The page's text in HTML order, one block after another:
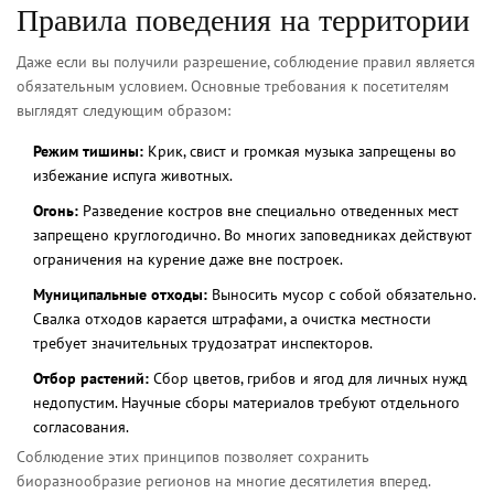
Правила поведения на территории
Даже если вы получили разрешение, соблюдение правил является
обязательным условием. Основные требования к посетителям
выглядят следующим образом:
Режим тишины: Крик, свист и громкая музыка запрещены во
избежание испуга животных.
Огонь: Разведение костров вне специально отведенных мест
запрещено круглогодично. Во многих заповедниках действуют
ограничения на курение даже вне построек.
Муниципальные отходы: Выносить мусор с собой обязательно.
Свалка отходов карается штрафами, а очистка местности
требует значительных трудозатрат инспекторов.
Отбор растений: Сбор цветов, грибов и ягод для личных нужд
недопустим. Научные сборы материалов требуют отдельного
согласования.
Соблюдение этих принципов позволяет сохранить
биоразнообразие регионов на многие десятилетия вперед.